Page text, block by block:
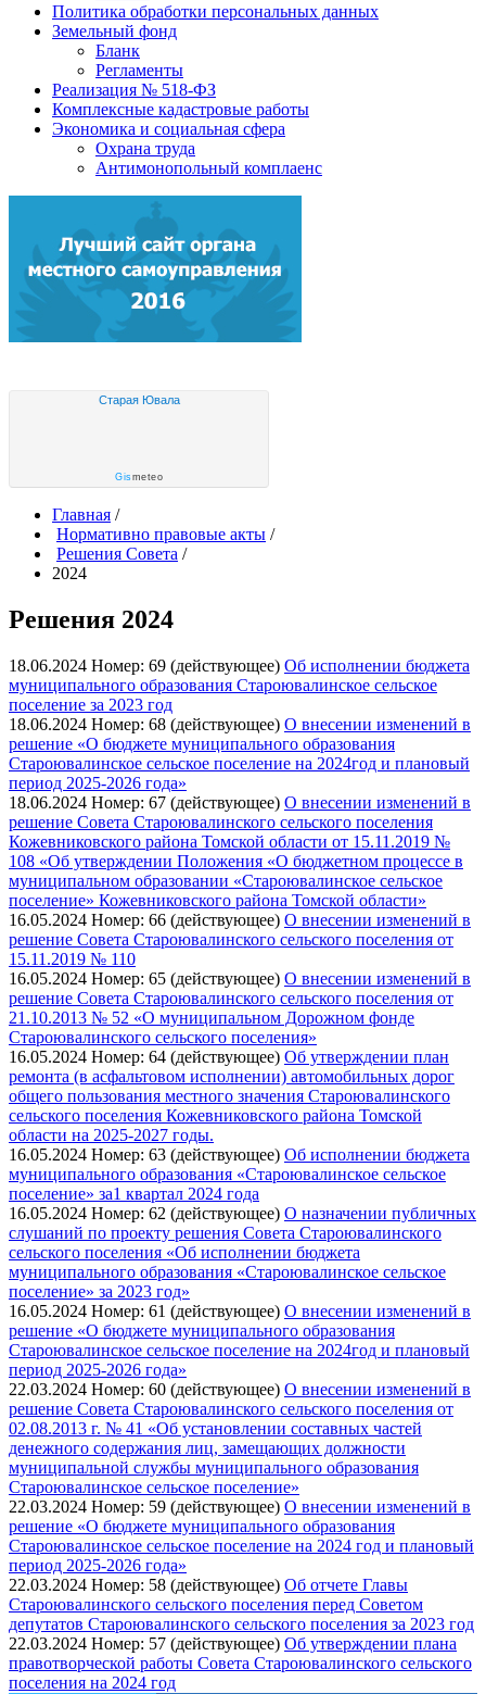
Политика обработки персональных данных
Земельный фонд
Бланк
Регламенты
Реализация № 518-ФЗ
Комплексные кадастровые работы
Экономика и социальная сфера
Охрана труда
Антимонопольный комплаенс
Старая Ювала
Gismeteo
Главная /
Нормативно правовые акты /
Решения Совета /
2024
Решения 2024
18.06.2024 Номер: 69 (действующее) Об исполнении бюджета
муниципального образования Староювалинское сельское
поселение за 2023 год
18.06.2024 Номер: 68 (действующее) О внесении изменений в
решение «О бюджете муниципального образования
Староювалинское сельское поселение на 2024год и плановый
период 2025-2026 года»
18.06.2024 Номер: 67 (действующее) О внесении изменений в
решение Совета Староювалинского сельского поселения
Кожевниковского района Томской области от 15.11.2019 №
108 «Об утверждении Положения «О бюджетном процессе в
муниципальном образовании «Староювалинское сельское
поселение» Кожевниковского района Томской области»
16.05.2024 Номер: 66 (действующее) О внесении изменений в
решение Совета Староювалинского сельского поселения от
15.11.2019 № 110
16.05.2024 Номер: 65 (действующее) О внесении изменений в
решение Совета Староювалинского сельского поселения от
21.10.2013 № 52 «О муниципальном Дорожном фонде
Староювалинского сельского поселения»
16.05.2024 Номер: 64 (действующее) Об утверждении план
ремонта (в асфальтовом исполнении) автомобильных дорог
общего пользования местного значения Староювалинского
сельского поселения Кожевниковского района Томской
области на 2025-2027 годы.
16.05.2024 Номер: 63 (действующее) Об исполнении бюджета
муниципального образования «Староювалинское сельское
поселение» за1 квартал 2024 года
16.05.2024 Номер: 62 (действующее) О назначении публичных
слушаний по проекту решения Совета Староювалинского
сельского поселения «Об исполнении бюджета
муниципального образования «Староювалинское сельское
поселение» за 2023 год»
16.05.2024 Номер: 61 (действующее) О внесении изменений в
решение «О бюджете муниципального образования
Староювалинское сельское поселение на 2024год и плановый
период 2025-2026 года»
22.03.2024 Номер: 60 (действующее) О внесении изменений в
решение Совета Староювалинского сельского поселения от
02.08.2013 г. № 41 «Об установлении составных частей
денежного содержания лиц, замещающих должности
муниципальной службы муниципального образования
Староювалинское сельское поселение»
22.03.2024 Номер: 59 (действующее) О внесении изменений в
решение «О бюджете муниципального образования
Староювалинское сельское поселение на 2024 год и плановый
период 2025-2026 года»
22.03.2024 Номер: 58 (действующее) Об отчете Главы
Староювалинского сельского поселения перед Советом
депутатов Староювалинского сельского поселения за 2023 год
22.03.2024 Номер: 57 (действующее) Об утверждении плана
правотворческой работы Совета Староювалинского сельского
поселения на 2024 год